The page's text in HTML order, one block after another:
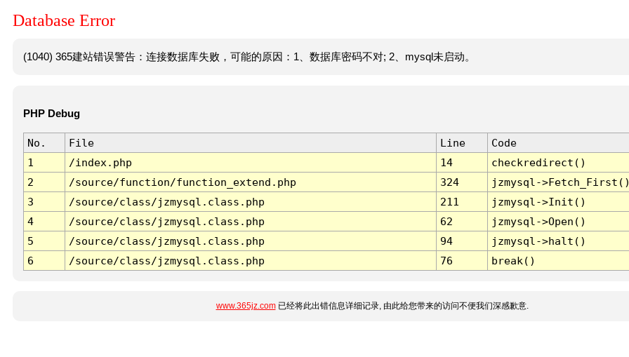
Database Error
(1040) 365建站错误警告：连接数据库失败，可能的原因：1、数据库密码不对; 2、mysql未启动。
PHP Debug
No. File Line
Code
1
/index.php 14
checkredirect()
2
/source/function/function_extend.php 324
jzmysql-
3
/source/class/jzmysql.class.php 211
jzmysql->Init()
4
/source/class/jzmysql.class.php 62
jzmysql->Open()
5
/source/class/jzmysql.class.php 94
jzmysql->halt()
6
/source/class/jzmysql.class.php 76 break()
www.365jz.com已经将此出错信息详细记录, 由此给您带来的访问不便我们深感歉意.